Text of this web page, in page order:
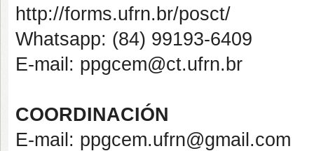
http://forms.ufrn.br/posct/
Whatsapp: (84) 99193-6409
E-mail: ppgcem@ct.ufrn.br
COORDINACIÓN
E-mail: ppgcem.ufrn@gmail.com